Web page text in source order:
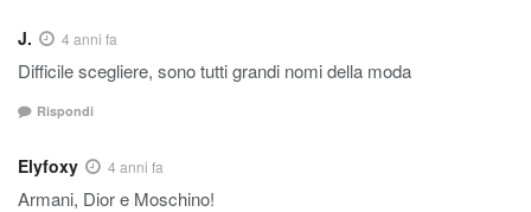
J. 4 anni fa
Difficile scegliere, sono tutti grandi nomi della moda
Rispondi
Elyfoxy 4 anni fa
Armani, Dior e Moschino!